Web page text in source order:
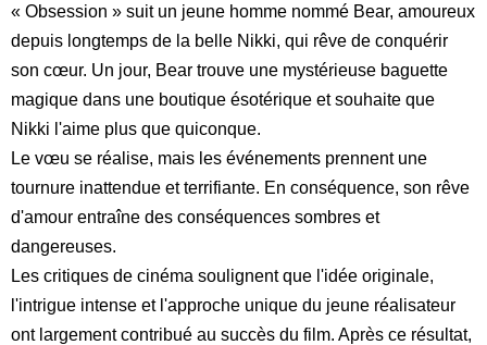
« Obsession » suit un jeune homme nommé Bear, amoureux
depuis longtemps de la belle Nikki, qui rêve de conquérir
son cœur. Un jour, Bear trouve une mystérieuse baguette
magique dans une boutique ésotérique et souhaite que
Nikki l'aime plus que quiconque.
Le vœu se réalise, mais les événements prennent une
tournure inattendue et terrifiante. En conséquence, son rêve
d'amour entraîne des conséquences sombres et
dangereuses.
Les critiques de cinéma soulignent que l'idée originale,
l'intrigue intense et l'approche unique du jeune réalisateur
ont largement contribué au succès du film. Après ce résultat,